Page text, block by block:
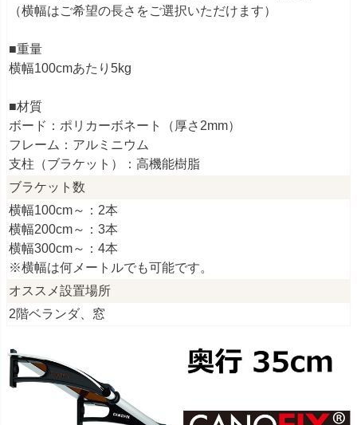
（横幅はご希望の長さをご選択いただけます）
■重量
横幅100cmあたり5kg
■材質
ボード：ポリカーボネート（厚さ2mm）
フレーム：アルミニウム
支柱（ブラケット）：高機能樹脂
ブラケット数
横幅100cm～：2本
横幅200cm～：3本
横幅300cm～：4本
※横幅は何メートルでも可能です。
オススメ設置場所
2階ベランダ、窓